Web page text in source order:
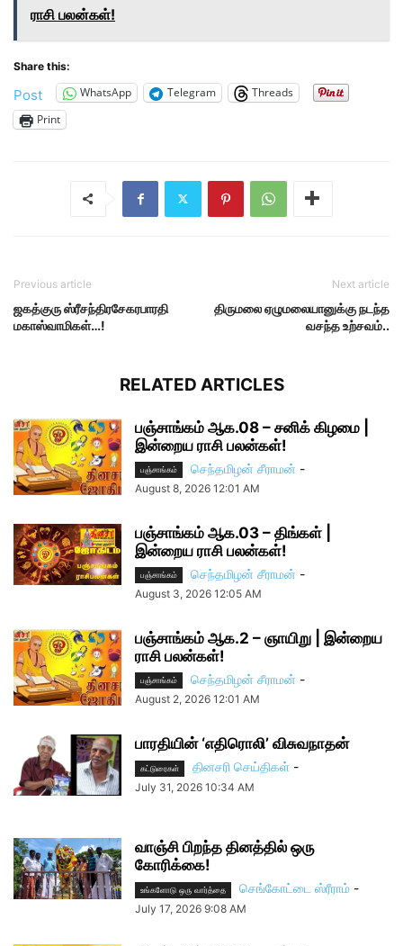
ராசி பலன்கள்!
Share this:
Post WhatsApp Telegram
Threads
Print
Previous article
ஜகத்குரு ஸ்ரீசந்திரசேகரபாரதி
மகாஸ்வாமிகள்…!
Next article
திருமலை ஏழுமலையானுக்கு நடந்த
வசந்த உற்சவம்..
RELATED ARTICLES
பஞ்சாங்கம் ஆக.08 – சனிக் கிழமை |
இன்றைய ராசி பலன்கள்!
பஞ்சாங்கம் செந்தமிழன் சீராமன் -
August 8, 2026 12:01 AM
பஞ்சாங்கம் ஆக.03 – திங்கள் |
இன்றைய ராசி பலன்கள்!
பஞ்சாங்கம் செந்தமிழன் சீராமன் -
August 3, 2026 12:05 AM
பஞ்சாங்கம் ஆக.2 – ஞாயிறு | இன்றைய
ராசி பலன்கள்!
பஞ்சாங்கம் செந்தமிழன் சீராமன் -
August 2, 2026 12:01 AM
பாரதியின் ‘எதிரொலி’ விசுவநாதன்
கட்டுரைகள் தினசரி செய்திகள் -
July 31, 2026 10:34 AM
வாஞ்சி பிறந்த தினத்தில் ஒரு
கோரிக்கை!
உங்களோடு ஒரு வார்த்தை செங்கோட்டை ஸ்ரீராம் -
July 17, 2026 9:08 AM